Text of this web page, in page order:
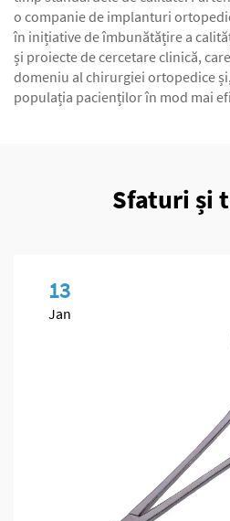
o companie de implanturi
în inițiative de îmbunătățire a
și proiecte de cercetare clinică,
domeniu al chirurgiei ortopedice
populația pacienților în mod mai
Sfaturi și
13
Jan